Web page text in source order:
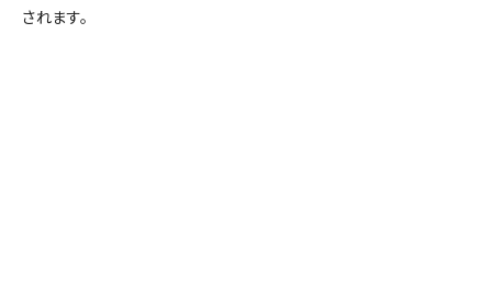
されます。